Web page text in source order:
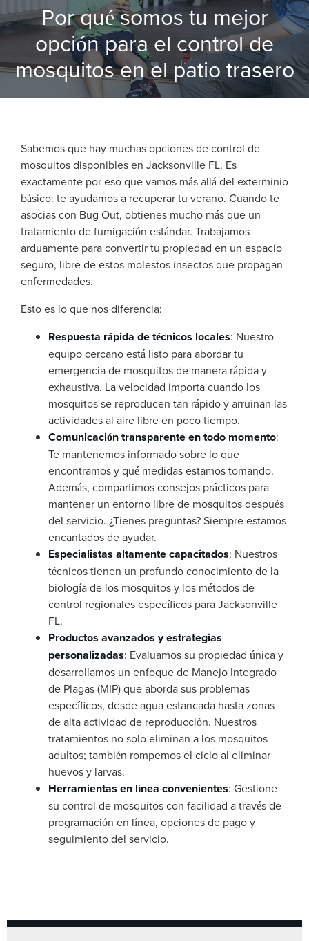
Por qué somos tu mejor
opción para el control de
mosquitos en el patio trasero
Sabemos que hay muchas opciones de control de
mosquitos disponibles en Jacksonville FL. Es
exactamente por eso que vamos más allá del exterminio
básico: te ayudamos a recuperar tu verano. Cuando te
asocias con Bug Out, obtienes mucho más que un
tratamiento de fumigación estándar. Trabajamos
arduamente para convertir tu propiedad en un espacio
seguro, libre de estos molestos insectos que propagan
enfermedades.
Esto es lo que nos diferencia:
Respuesta rápida de técnicos locales: Nuestro
equipo cercano está listo para abordar tu
emergencia de mosquitos de manera rápida y
exhaustiva. La velocidad importa cuando los
mosquitos se reproducen tan rápido y arruinan las
actividades al aire libre en poco tiempo.
Comunicación transparente en todo momento:
Te mantenemos informado sobre lo que
encontramos y qué medidas estamos tomando.
Además, compartimos consejos prácticos para
mantener un entorno libre de mosquitos después
del servicio. ¿Tienes preguntas? Siempre estamos
encantados de ayudar.
Especialistas altamente capacitados: Nuestros
técnicos tienen un profundo conocimiento de la
biología de los mosquitos y los métodos de
control regionales específicos para Jacksonville
FL.
Productos avanzados y estrategias
personalizadas: Evaluamos su propiedad única y
desarrollamos un enfoque de Manejo Integrado
de Plagas (MIP) que aborda sus problemas
específicos, desde agua estancada hasta zonas
de alta actividad de reproducción. Nuestros
tratamientos no solo eliminan a los mosquitos
adultos; también rompemos el ciclo al eliminar
huevos y larvas.
Herramientas en línea convenientes: Gestione
su control de mosquitos con facilidad a través de
programación en línea, opciones de pago y
seguimiento del servicio.